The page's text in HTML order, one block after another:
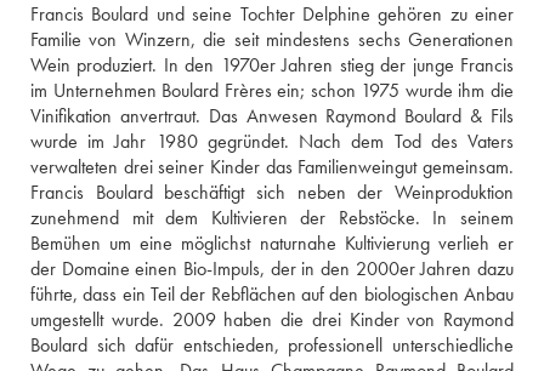
Francis Boulard und seine Tochter Delphine gehören zu einer
Familie von Winzern, die seit mindestens sechs Generationen
Wein produziert. In den 1970er Jahren stieg der junge Francis
im Unternehmen Boulard Frères ein; schon 1975 wurde ihm die
Vinifikation anvertraut. Das Anwesen Raymond Boulard & Fils
wurde im Jahr 1980 gegründet. Nach dem Tod des Vaters
verwalteten drei seiner Kinder das Familienweingut gemeinsam.
Francis Boulard beschäftigt sich neben der Weinproduktion
zunehmend mit dem Kultivieren der Rebstöcke. In seinem
Bemühen um eine möglichst naturnahe Kultivierung verlieh er
der Domaine einen Bio-Impuls, der in den 2000er Jahren dazu
führte, dass ein Teil der Rebflächen auf den biologischen Anbau
umgestellt wurde. 2009 haben die drei Kinder von Raymond
Boulard sich dafür entschieden, professionell unterschiedliche